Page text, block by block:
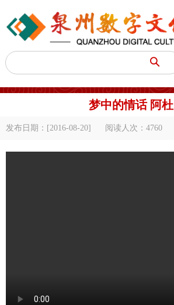

梦中的情话 阿杜
发布日期：[2016-08-20] 阅读人次： 4760